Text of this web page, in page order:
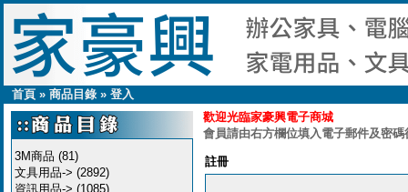
首頁 » 商品目錄» 登入
3M商品 (81)
文具用品-> (2892)
資訊用品-> (1085)
歡迎光臨家豪興電子商城
會員請由右方欄位填入電子郵件及密
註冊